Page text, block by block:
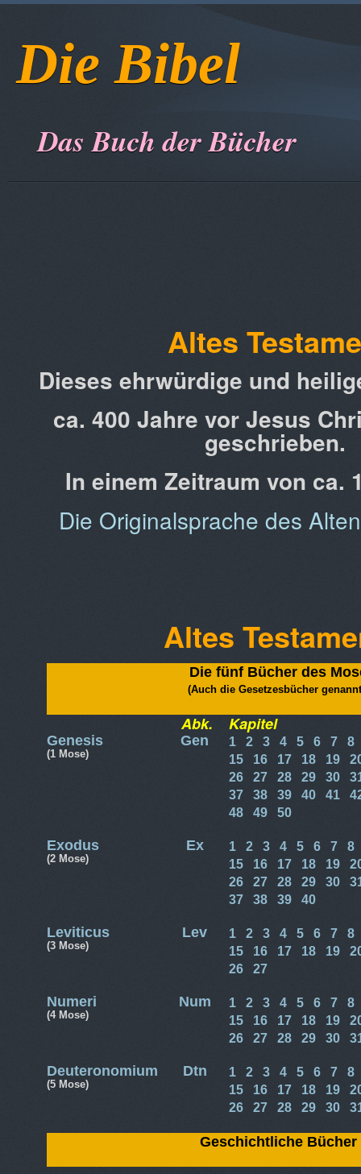
Die Bibel
Das Buch der Bücher
Altes
Dieses ehrwürdige und
ca. 400 Jahre vor Jesus
geschrieben.
In einem Zeitraum von ca.
Die Originalsprache des
Altes
Die fünf Bücher des
(Auch die Gesetzesbücher
Abk. Kapitel
Genesis
(1 Mose)
Gen 1 2 3 4 5 6 7
8
15
16 17 18 19
26
27 28 29 30
37
38 39 40 41
48
49 50
Exodus
(2 Mose)
Ex 1 2 3 4 5 6 7
8
15
16 17 18 19
26
27 28 29 30
37
38 39 40
Leviticus
(3 Mose)
Lev 1 2 3 4 5 6 7
8
15
16 17 18 19
26
27
Numeri
(4 Mose)
Num 1 2 3 4 5 6 7
8
15
16 17 18 19
26
27 28 29 30
Deuteronomium
(5 Mose)
Dtn 1 2 3 4 5 6 7
8
15
16 17 18 19
26
27 28 29 30
Geschichtliche Bücher